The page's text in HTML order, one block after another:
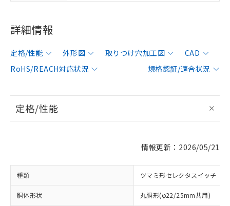
詳細情報
定格/性能 外形図 取りつけ穴加工図
CAD
RoHS/REACH対応状況
規格認証/適合状況
定格/性能
情報更新：2026/05/21
種類 ツマミ形セレクタスイッチ
胴体形状 丸胴形(φ22/25mm共用)